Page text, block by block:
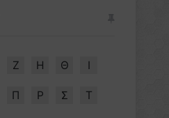
Ζ Η Θ Ι
Π Ρ Σ Τ